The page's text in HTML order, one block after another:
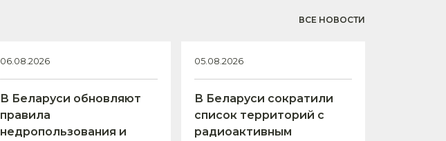
ВСЕ НОВОСТИ
06.08.2026
В Беларуси обновляют
правила
недропользования и
05.08.2026
В Беларуси сократили
список территорий с
радиоактивным